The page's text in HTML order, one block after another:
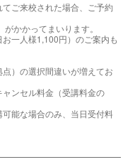
ご来校された場合、ご予約
かかってまいります。
一人様1,100円）のご案内も
）の選択間違いが増えてお
ンセル料金（受講料金の
能な場合のみ、当日受付料